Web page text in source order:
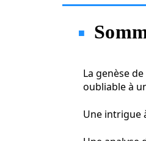
La genèse
oubliable à
Une intrigue